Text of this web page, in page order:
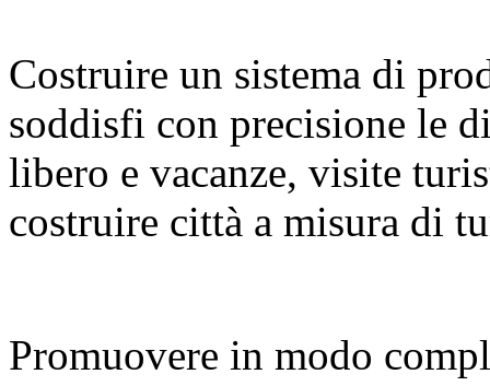
Costruire un sistema di
soddisfi con precisione le
libero e vacanze, visite
costruire città a misura di
Promuovere in modo